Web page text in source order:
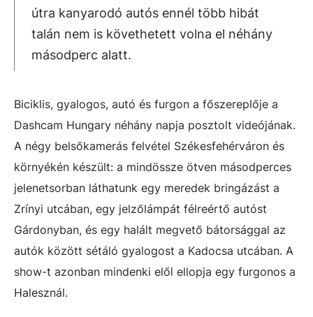
útra kanyarodó autós ennél több hibát
talán nem is követhetett volna el néhány
másodperc alatt.
Biciklis, gyalogos, autó és furgon a főszereplője a
Dashcam Hungary néhány napja posztolt videójának.
A négy belsőkamerás felvétel Székesfehérváron és
környékén készült: a mindössze ötven másodperces
jelenetsorban láthatunk egy meredek bringázást a
Zrínyi utcában, egy jelzőlámpát félreértő autóst
Gárdonyban, és egy halált megvető bátorsággal az
autók között sétáló gyalogost a Kadocsa utcában. A
show-t azonban mindenki elől ellopja egy furgonos a
Halesznál.